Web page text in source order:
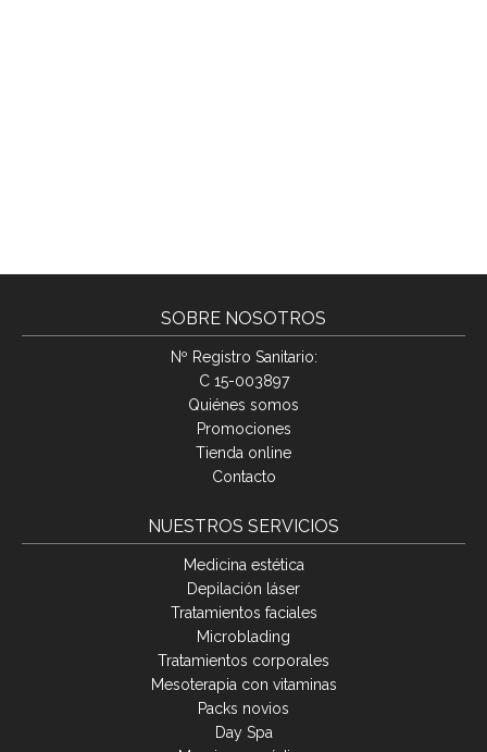
SOBRE NOSOTROS
Nº Registro Sanitario:
C 15-003897
Quiénes somos
Promociones
Tienda online
Contacto
NUESTROS SERVICIOS
Medicina estética
Depilación láser
Tratamientos faciales
Microblading
Tratamientos corporales
Mesoterapia con vitaminas
Packs novios
Day Spa